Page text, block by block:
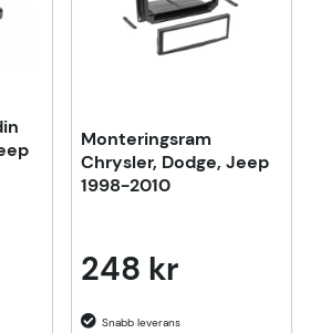
Monteringsram
Chrysler, Dodge, Jeep
1998-2010
248 kr